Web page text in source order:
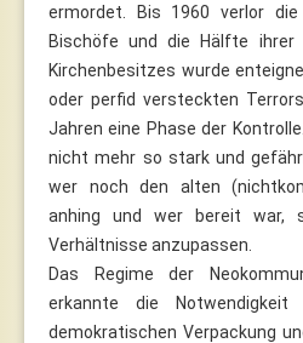
ermordet. Bis 1960 verlor
Bischöfe und die Hälfte
Kirchenbesitzes wurde
oder perfid versteckten
Jahren eine Phase der
nicht mehr so stark und
wer noch den alten
anhing und wer bereit war,
Verhältnisse anzupassen.
Das Regime der
erkannte die Notwendigkeit
demokratischen Verpackung